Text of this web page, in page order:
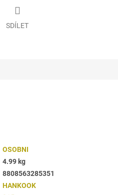
SDÍLET
OSOBNI
4.99 kg
8808563285351
HANKOOK